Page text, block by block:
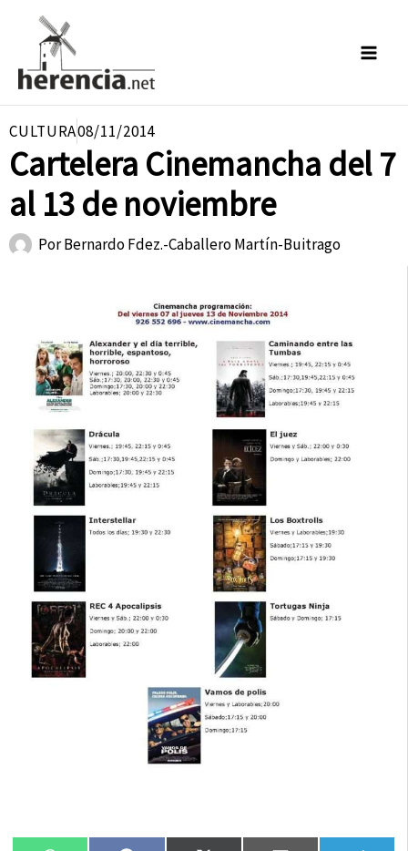
contenido
CULTURA08/11/2014
Cartelera Cinemancha del 7
al 13 de noviembre
PorBernardo Fdez.-Caballero Martín-Buitrago